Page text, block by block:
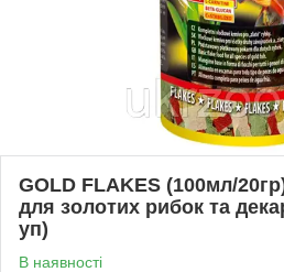
GOLD FLAKES (100мл/
для золотих рибок та
уп)
В наявності